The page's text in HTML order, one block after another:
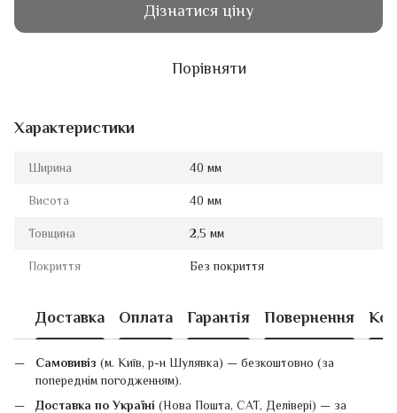
Дізнатися ціну
Порівняти
Характеристики
Ширина 40 мм
Висота 40 мм
Товщина 2,5 мм
Покриття Без покриття
Доставка Оплата Гарантія Повернення
Самовивіз (м. Київ, р-н Шулявка) — безкоштовно (за
попереднім погодженням).
Доставка по Україні (Нова Пошта, САТ, Делівері) — за